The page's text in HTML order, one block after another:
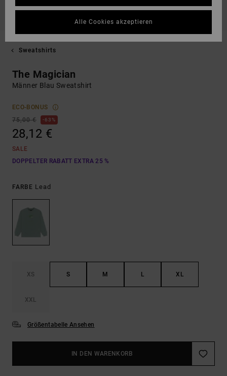
Sweatshirts
The Magician
Männer Blau Sweatshirt
ECO-BONUS
75,00 €
63%
28,12 €
SALE
DOPPELTER RABATT EXTRA 25 %
FARBE Lead
XS S M L XL
XXL
Größentabelle Ansehen
IN DEN WARENKORB
Alle Cookies akzeptieren